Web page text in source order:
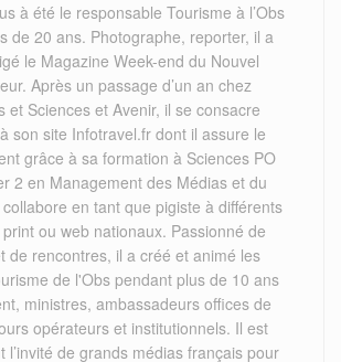
à été le responsable Tourisme à l’Obs
de 20 ans. Photographe, reporter, il a
le Magazine Week-end du Nouvel
Après un passage d’un an chez
et Sciences et Avenir, il se consacre
son site Infotravel.fr dont il assure le
grâce à sa formation à Sciences PO
2 en Management des Médias et du
en tant que pigiste à différents
ou web nationaux. Passionné de
de rencontres, il a créé et animé les
de l'Obs pendant plus de 10 ans
ministres, ambassadeurs offices de
opérateurs et institutionnels. Il est
l’invité de grands médias français pour